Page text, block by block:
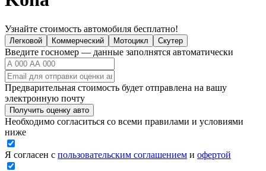
Узнайте стоимость автомобиля бесплатно!
Легковой Коммерческий Мотоцикл Скутер
Введите госномер — данные заполнятся автоматически
Предварительная стоимость будет отправлена на вашу
электронную почту
Получить оценку авто
Необходимо согласиться со всеми правилами и условиями
ниже
Я согласен с пользовательским соглашением и офертой